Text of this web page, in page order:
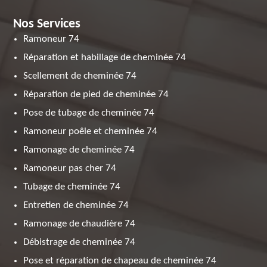
Nos Services
Ramoneur 74
Réparation et habillage de cheminée 74
Scellement de cheminée 74
Réparation de pied de cheminée 74
Pose de tubage de cheminée 74
Ramoneur poêle et cheminée 74
Ramonage de cheminée 74
Ramoneur pas cher 74
Tubage de cheminée 74
Entretien de cheminée 74
Ramonage de chaudière 74
Débistrage de cheminée 74
Pose et réparation de chapeau de cheminée 74